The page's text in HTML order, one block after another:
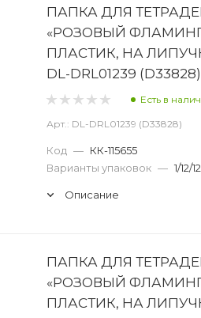
ПАПКА ДЛЯ
«РОЗОВЫЙ
ПЛАСТИК, НА
DL-DRL01239 (D33828)
Есть в
Арт.: DL-DRL01239 (D33828)
Код — КК-115655
Варианты упаковок — 1/12/
Описание
ПАПКА ДЛЯ
«РОЗОВЫЙ
ПЛАСТИК, НА